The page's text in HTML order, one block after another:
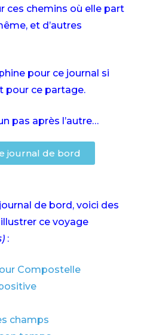
ces chemins où elle part
et d’autres
pour ce journal si
pour ce partage.
pas après l’autre…
journal de bord
de bord, voici des
ce voyage
:
Compostelle
champs